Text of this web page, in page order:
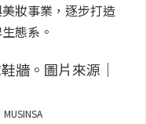
妝事業，逐步打造
態系。